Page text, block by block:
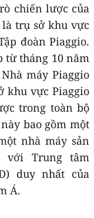
chiến lược của
trụ sở khu vực
đoàn Piaggio.
từ tháng 10 năm
máy Piaggio
khu vực Piaggio
trong toàn bộ
bao gồm một
nhà máy sản
với Trung tâm
duy nhất của
Á.